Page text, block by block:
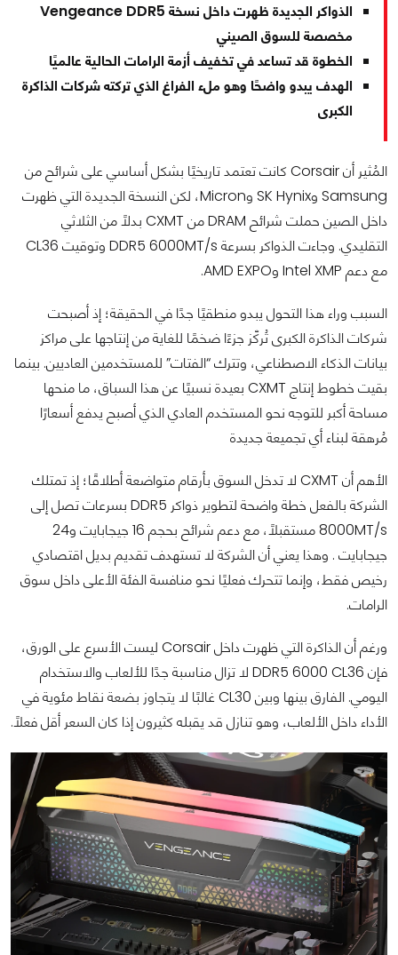
الذواكر الجديدة ظهرت داخل نسخة Vengeance DDR5
مخصصة للسوق الصيني
الخطوة قد تساعد في تخفيف أزمة الرامات الحالية عالميًا
الهدف يبدو واضحًا وهو ملء الفراغ الذي تركته شركات الذاكرة
الكبرى
المُثير أن Corsair كانت تعتمد تاريخيًا بشكل أساسي على شرائح من
Samsung وSK Hynix وMicron، لكن النسخة الجديدة التي ظهرت
داخل الصين حملت شرائح DRAM من CXMT بدلًا من الثلاثي
التقليدي. وجاءت الذواكر بسرعة DDR5 6000MT/s وتوقيت CL36
مع دعم Intel XMP وAMD EXPO.
السبب وراء هذا التحول يبدو منطقيًا جدًا في الحقيقة؛ إذ أصبحت
شركات الذاكرة الكبرى تُركّز جزءًا ضخمًا للغاية من إنتاجها على مراكز
بيانات الذكاء الاصطناعي، وتترك “الفتات” للمستخدمين العاديين. بينما
بقيت خطوط إنتاج CXMT بعيدة نسبيًا عن هذا السباق، ما منحها
مساحة أكبر للتوجه نحو المستخدم العادي الذي أصبح يدفع أسعارًا
مُرهقة لبناء أي تجميعة جديدة
الأهم أن CXMT لا تدخل السوق بأرقام متواضعة أطلاقًا؛ إذ تمتلك
الشركة بالفعل خطة واضحة لتطوير ذواكر DDR5 بسرعات تصل إلى
8000MT/s مستقبلًا، مع دعم شرائح بحجم 16 جيجابايت و24
جيجابايت . وهذا يعني أن الشركة لا تستهدف تقديم بديل اقتصادي
رخيص فقط، وإنما تتحرك فعليًا نحو منافسة الفئة الأعلى داخل سوق
الرامات.
ورغم أن الذاكرة التي ظهرت داخل Corsair ليست الأسرع على الورق،
فإن DDR5 6000 CL36 لا تزال مناسبة جدًا للألعاب والاستخدام
اليومي. الفارق بينها وبين CL30 غالبًا لا يتجاوز بضعة نقاط مئوية في
الأداء داخل الألعاب، وهو تنازل قد يقبله كثيرون إذا كان السعر أقل فعلًا.